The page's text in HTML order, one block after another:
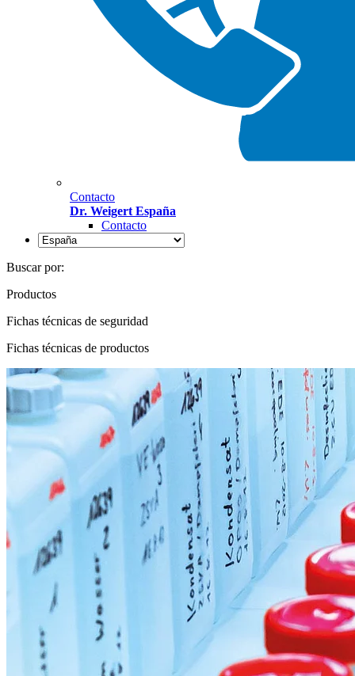
Contacto
Dr. Weigert España
Contacto
Buscar por:
Productos
Fichas técnicas de seguridad
Fichas técnicas de productos